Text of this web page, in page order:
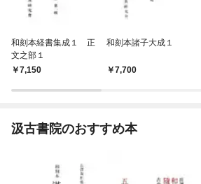
和刻本経書集成１ 正
文之部１
7,150
和刻本諸子大成１
7,700
汲古書院のおすすめ本